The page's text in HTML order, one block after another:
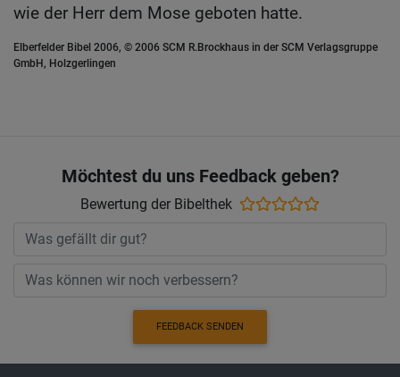
wie der Herr dem Mose geboten hatte.
Elberfelder Bibel 2006, © 2006 SCM R.Brockhaus in der SCM Verlagsgruppe
GmbH, Holzgerlingen
Möchtest du uns Feedback geben?
Bewertung der Bibelthek
FEEDBACK SENDEN